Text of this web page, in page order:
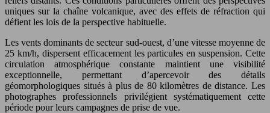
uniques sur la chaîne volcanique, avec des effets de réfraction qui
défient les lois de la perspective habituelle.
Les vents dominants de secteur sud-ouest, d’une vitesse moyenne de
25 km/h, dispersent efficacement les particules en suspension. Cette
circulation atmosphérique constante maintient une visibilité
exceptionnelle, permettant d’apercevoir des détails
géomorphologiques situés à plus de 80 kilomètres de distance. Les
photographes professionnels privilégient systématiquement cette
période pour leurs campagnes de prise de vue.